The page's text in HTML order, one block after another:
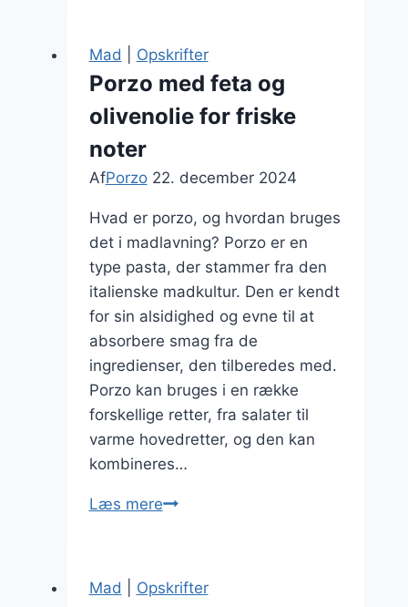
med
Mad Opskrifter
Porzo med feta og
olivenolie for friske
noter
AfPorzo 22. december 2024
Hvad er porzo, og hvordan bruges
det i madlavning? Porzo er en
type pasta, der stammer fra den
italienske madkultur. Den er kendt
for sin alsidighed og evne til at
absorbere smag fra de
ingredienser, den tilberedes med.
Porzo kan bruges i en række
forskellige retter, fra salater til
varme hovedretter, og den kan
kombineres…
Læs merePorzo
og
Mad Opskrifter